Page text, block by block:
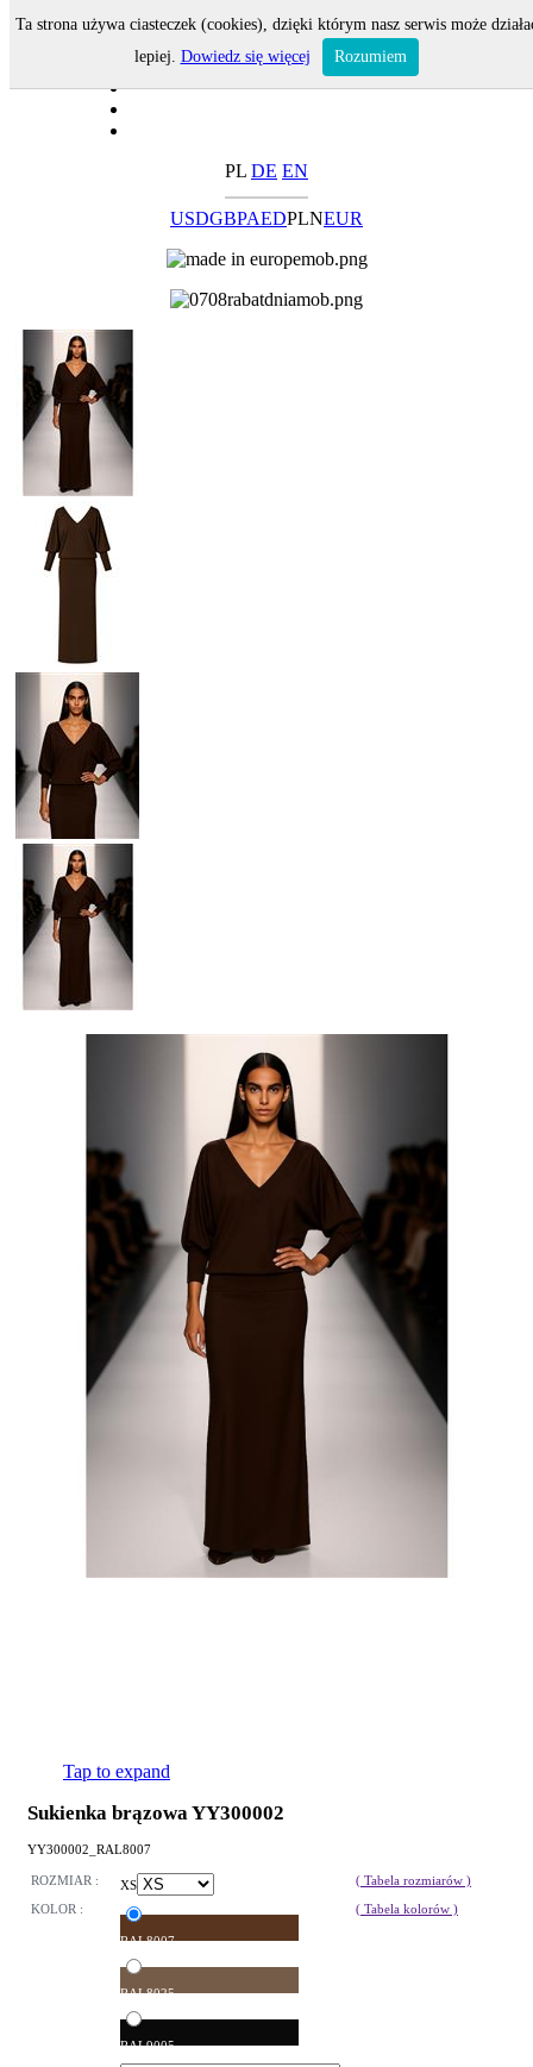
PL DE EN
USDGBPAEDPLNEUR
Tap to expand
Sukienka brązowa YY300002
YY300002_RAL8007
ROZMIAR : XS
( Tabela rozmiarów )
KOLOR :
RAL8007
RAL8025
RAL9005
( Tabela kolorów )
Ta strona używa ciasteczek (cookies), dzięki którym nasz serwis może
lepiej. Dowiedz się więcej Rozumiem